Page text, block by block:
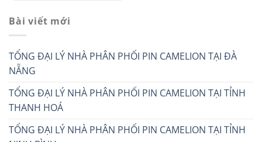
Bài viết mới
TỔNG ĐẠI LÝ NHÀ PHÂN PHỐI PIN CAMELION TẠI ĐÀ
NẴNG
TỔNG ĐẠI LÝ NHÀ PHÂN PHỐI PIN CAMELION TẠI TỈNH
THANH HOÁ
TỔNG ĐẠI LÝ NHÀ PHÂN PHỐI PIN CAMELION TẠI TỈNH